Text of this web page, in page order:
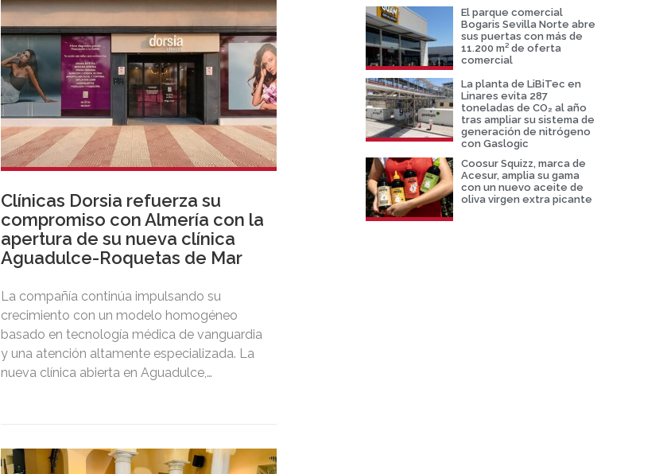
Clínicas Dorsia refuerza su
compromiso con Almería con la
apertura de su nueva clínica
Aguadulce-Roquetas de Mar
La compañía continúa impulsando su
crecimiento con un modelo homogéneo
basado en tecnología médica de vanguardia
y una atención altamente especializada. La
nueva clínica abierta en Aguadulce,
ciudad y El Ejido.
El parque comercial
Bogaris Sevilla Norte abre
sus puertas con más de
11.200 m² de oferta
comercial
La planta de LiBiTec en
Linares evita 287
toneladas de CO₂ al año
tras ampliar su sistema de
generación de nitrógeno
con Gaslogic
Coosur Squizz, marca de
Acesur, amplia su gama
con un nuevo aceite de
oliva virgen extra picante